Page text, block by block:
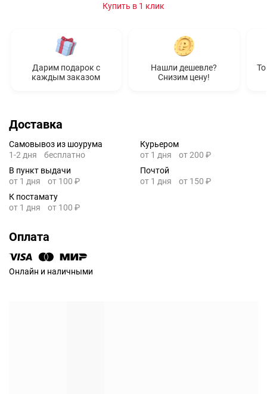
Купить в 1 клик
Дарим подарок с
каждым заказом
Нашли дешевле?
Снизим цену!
Доставка
Самовывоз из шоурума
1-2 дня
бесплатно
Курьером
от 1 дня
от 200 ₽
В пункт выдачи
от 1 дня
от 100 ₽
Почтой
от 1 дня
от 150 ₽
К постамату
от 1 дня
от 100 ₽
Оплата
Онлайн и наличными